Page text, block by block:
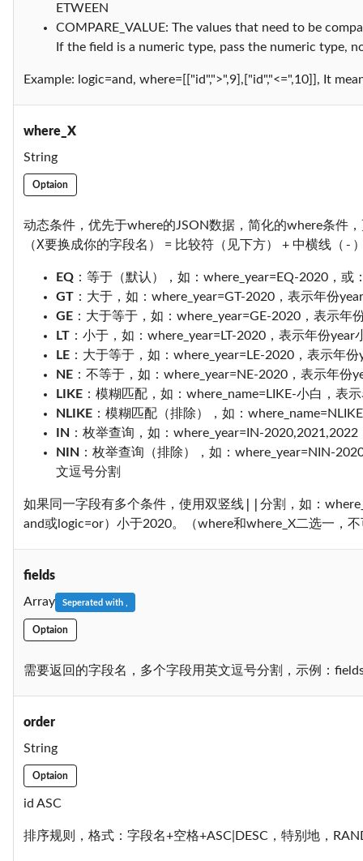
ETWEEN
COMPARE_VALUE: The values that need to be
If the field is a numeric type, pass the numeric type,
Example: logic=and, where=[["id",">",9],["id","<=",10]], It
where_X
String
Optaion
动态条件，优先于where的JSON数据，简化的where条件
（X要换成你的字段名） = 比较符（见下方） + 中横线（-
EQ ：等于（默认），如：where_year=EQ-2020，
GT ：大于，如：where_year=GT-2020，表示年份
GE ：大于等于，如：where_year=GE-2020，表示年
LT ：小于，如：where_year=LT-2020，表示年份year
LE ：大于等于，如：where_year=LE-2020，表示年
NE ：不等于，如：where_year=NE-2020，表示年份
LIKE ：模糊匹配，如：where_name=LIKE-小白，表
NLIKE ：模糊匹配（排除），如：
IN ：枚举查询，如：where_year=IN-
NIN ：枚举查询（排除），如：where_year=NIN-
文逗号分割
如果同一字段有多个条件，使用双竖线 || 分割，如：
and或logic=or）小于2020。（where和where_X二选一，
fields
Array
Seperated with ,
Optaion
需要返回的字段名，多个字段用英文逗号分割，示例：
order
String
Optaion
id ASC
排序规则，格式：字段名+空格+ASC|DESC，特别地，